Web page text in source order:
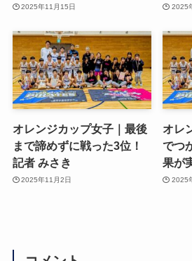
2025年11月15日 2025
オレンジカップ女子｜最後
まで諦めずに戦った3位！
記者 みさき
2025年11月2日
オレ
でつ
果が
2025